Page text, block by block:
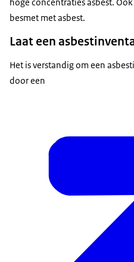
besmet met asbest.
Laat een
Het is verstandig om een
door een